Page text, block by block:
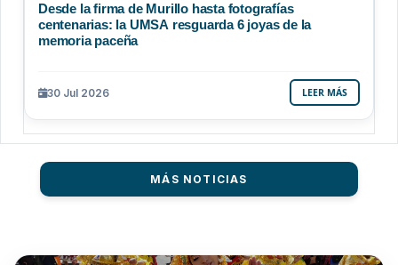
Desde la firma de Murillo hasta fotografías
centenarias: la UMSA resguarda 6 joyas de la
memoria paceña
30 Jul 2026 LEER MÁS
MÁS NOTICIAS